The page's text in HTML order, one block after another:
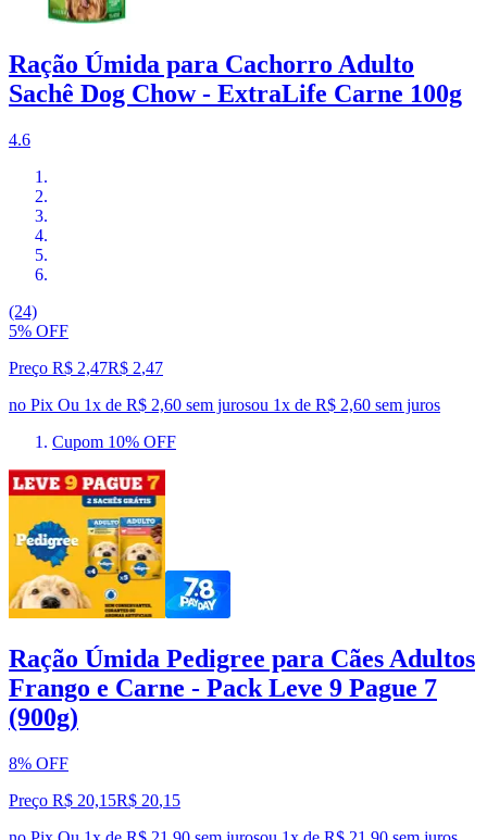
Ração Úmida para Cachorro Adulto
Sachê Dog Chow - ExtraLife Carne 100g
4.6
(24)
5% OFF
Preço R$ 2,47R$ 2,47
no Pix Ou 1x de R$ 2,60 sem jurosou 1x de R$ 2,60 sem juros
Cupom 10% OFF
Ração Úmida Pedigree para Cães Adultos
Frango e Carne - Pack Leve 9 Pague 7
(900g)
8% OFF
Preço R$ 20,15R$ 20,15